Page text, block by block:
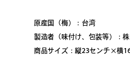
原産国（梅）：台湾
製造者（味付け、包装等）：
商品サイズ：縦23センチ×横